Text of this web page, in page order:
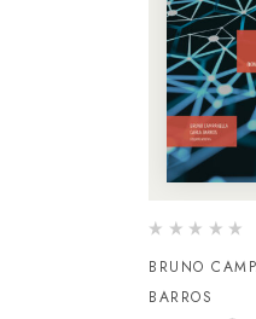
BRUNO
BARROS